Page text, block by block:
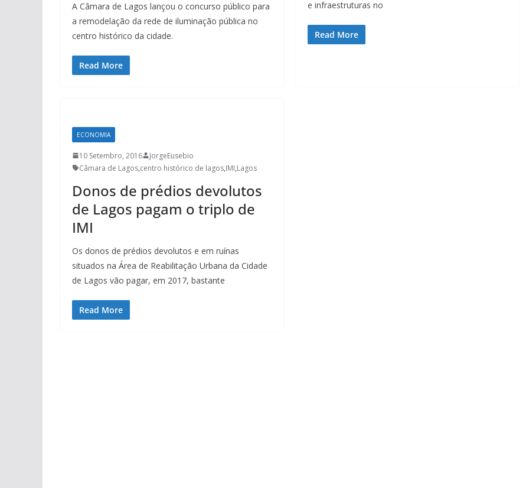
A Câmara de Lagos lançou o concurso público para
a remodelação da rede de iluminação pública no
centro histórico da cidade.
Read More
e infraestruturas no
Read More
ECONOMIA
10 Setembro, 2016
JorgeEusebio
Câmara de Lagos,centro histórico de lagos,IMI,Lagos
Donos de prédios devolutos
de Lagos pagam o triplo de
IMI
Os donos de prédios devolutos e em ruínas
situados na Área de Reabilitação Urbana da Cidade
de Lagos vão pagar, em 2017, bastante
Read More